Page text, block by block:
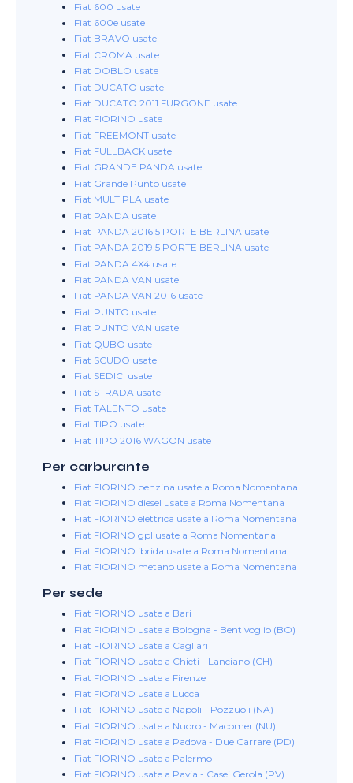
Fiat 600 usate
Fiat 600e usate
Fiat BRAVO usate
Fiat CROMA usate
Fiat DOBLO usate
Fiat DUCATO usate
Fiat DUCATO 2011 FURGONE usate
Fiat FIORINO usate
Fiat FREEMONT usate
Fiat FULLBACK usate
Fiat GRANDE PANDA usate
Fiat Grande Punto usate
Fiat MULTIPLA usate
Fiat PANDA usate
Fiat PANDA 2016 5 PORTE BERLINA usate
Fiat PANDA 2019 5 PORTE BERLINA usate
Fiat PANDA 4X4 usate
Fiat PANDA VAN usate
Fiat PANDA VAN 2016 usate
Fiat PUNTO usate
Fiat PUNTO VAN usate
Fiat QUBO usate
Fiat SCUDO usate
Fiat SEDICI usate
Fiat STRADA usate
Fiat TALENTO usate
Fiat TIPO usate
Fiat TIPO 2016 WAGON usate
Per carburante
Fiat FIORINO benzina usate a Roma Nomentana
Fiat FIORINO diesel usate a Roma Nomentana
Fiat FIORINO elettrica usate a Roma Nomentana
Fiat FIORINO gpl usate a Roma Nomentana
Fiat FIORINO ibrida usate a Roma Nomentana
Fiat FIORINO metano usate a Roma Nomentana
Per sede
Fiat FIORINO usate a Bari
Fiat FIORINO usate a Bologna - Bentivoglio (BO)
Fiat FIORINO usate a Cagliari
Fiat FIORINO usate a Chieti - Lanciano (CH)
Fiat FIORINO usate a Firenze
Fiat FIORINO usate a Lucca
Fiat FIORINO usate a Napoli - Pozzuoli (NA)
Fiat FIORINO usate a Nuoro - Macomer (NU)
Fiat FIORINO usate a Padova - Due Carrare (PD)
Fiat FIORINO usate a Palermo
Fiat FIORINO usate a Pavia - Casei Gerola (PV)